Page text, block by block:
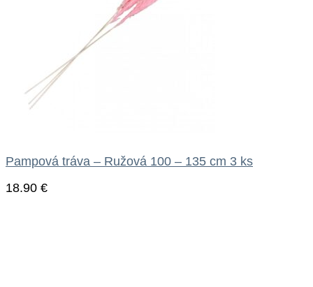
Pampová tráva – Ružová 100 – 135 cm 3 ks
18.90 €